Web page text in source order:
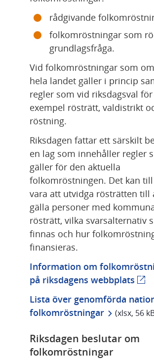
rådgivande
folkomröstningar som
grundlagsfråga.
Vid folkomröstningar som
hela landet gäller i princip
regler som vid riksdagsval
exempel rösträtt, valdistrikt
röstning.
Riksdagen fattar ett särskilt
en lag som innehåller regler
gäller för den aktuella
folkomröstningen. Det kan
vara att utvidga rösträtten till
gälla personer med
rösträtt, vilka svarsalternativ
finnas och hur
finansieras.
Information om
på riksdagens webbplats
Lista över genomförda
folkomröstningarxlsx, 56 kB.
(xlsx, 56
Riksdagen beslutar om
folkomröstningar